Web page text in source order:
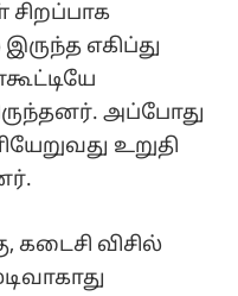
சிறப்பாக
எகிப்து
அப்போது
உறுதி
விசில்